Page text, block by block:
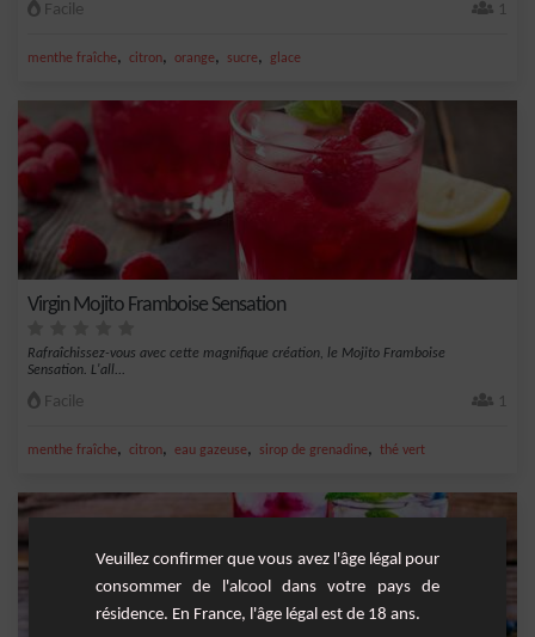
Facile 1
menthe fraîche, citron, orange, sucre, glace
Virgin Mojito Framboise Sensation
Rafraîchissez-vous avec cette magnifique création, le Mojito Framboise
Sensation. L'all...
Facile 1
menthe fraîche, citron, eau gazeuse, sirop de grenadine, thé vert
Veuillez confirmer que vous avez l'âge légal pour
consommer de l'alcool dans votre pays de
résidence. En France, l'âge légal est de 18 ans.